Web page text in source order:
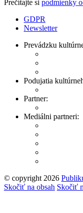
Prečítajte si podmienky
GDPR
Newsletter
Prevádzku
Podujatia
Partner:
Mediálni partneri:
© copyright 2026
Tvorba stránok: Enjoy
Skočiť na obsah Skočiť